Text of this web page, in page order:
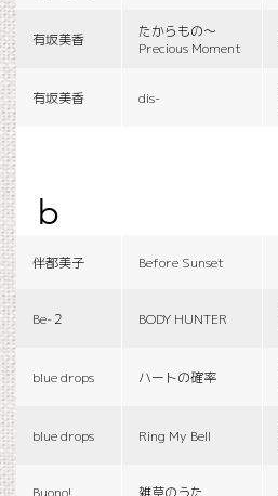
有坂美香
たからもの〜
Precious Moment
有坂美香 dis-
b
伴都美子 Before Sunset
Be-２ BODY HUNTER
blue drops ハートの確率
blue drops Ring My Bell
Buono! 雑草のうた